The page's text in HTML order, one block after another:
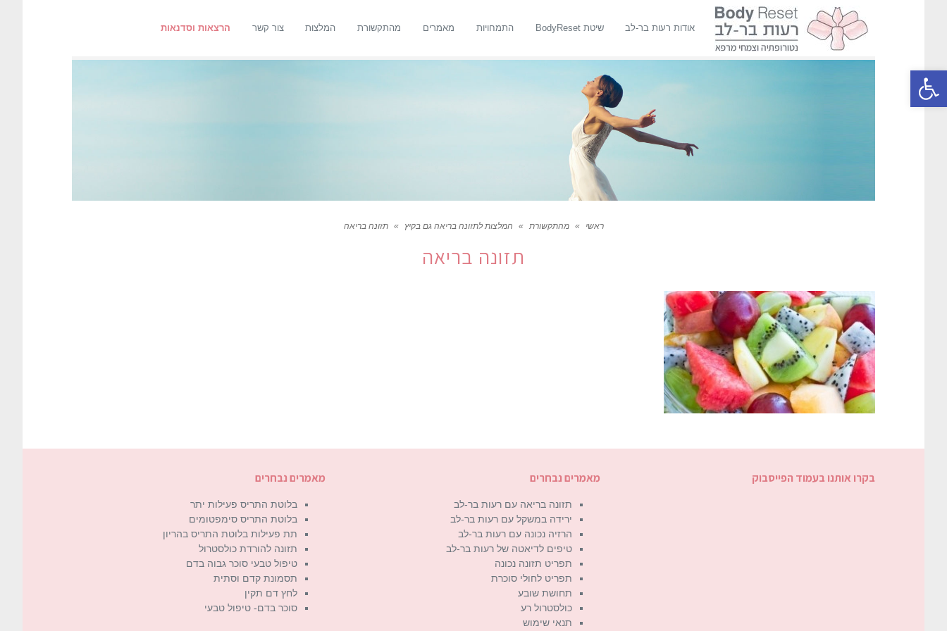
פתח סרגל נגישות
אודות רעות בר-לב שיטת BodyReset התמחויות מאמרים מהתקשורת המלצות צור קשר הרצאות וסדנאות
ראשי » מהתקשורת » המלצות לתזונה בריאה גם בקיץ » תזונה בריאה
תזונה בריאה
בקרו אותנו בעמוד הפייסבוק מאמרים נבחרים
תזונה בריאה עם רעות בר-לב
ירידה במשקל עם רעות בר-לב
הרזיה נכונה עם רעות בר-לב
טיפים לדיאטה של רעות בר-לב
תפריט תזונה נכונה
תפריט לחולי סוכרת
תחושת שובע
כולסטרול רע
תנאי שימוש
מאמרים נבחרים
בלוטת התריס פעילות יתר
בלוטת התריס סימפטומים
תת פעילות בלוטת התריס בהריון
תזונה להורדת כולסטרול
טיפול טבעי סוכר גבוה בדם
תסמונת קדם וסתית
לחץ דם תקין
סוכר בדם- טיפול טבעי